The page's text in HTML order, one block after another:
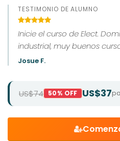
TESTIMONIO DE ALUMNO
Inicie el curso de Elect.
industrial, muy buenos
Josue F.
US$74 50% OFF US$37